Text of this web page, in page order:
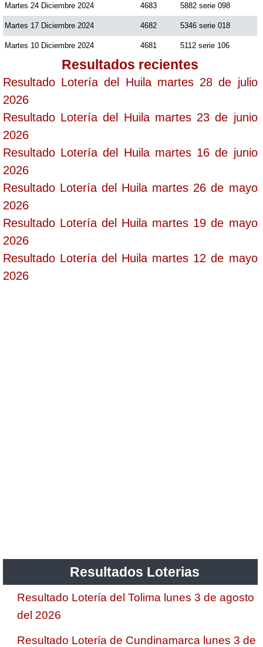
Martes 24 Diciembre 2024 4683 5882 serie 098
Martes 17 Diciembre 2024 4682 5346 serie 018
Martes 10 Diciembre 2024 4681 5112 serie 106
Resultados recientes
Resultado Lotería del Huila martes 28 de julio
2026
Resultado Lotería del Huila martes 23 de junio
2026
Resultado Lotería del Huila martes 16 de junio
2026
Resultado Lotería del Huila martes 26 de mayo
2026
Resultado Lotería del Huila martes 19 de mayo
2026
Resultado Lotería del Huila martes 12 de mayo
2026
Resultados Loterias
Resultado Lotería del Tolima lunes 3 de agosto
del 2026
Resultado Lotería de Cundinamarca lunes 3 de